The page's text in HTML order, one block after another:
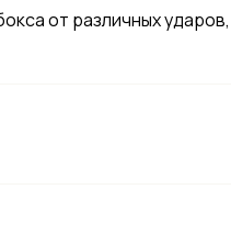
от различных ударов,